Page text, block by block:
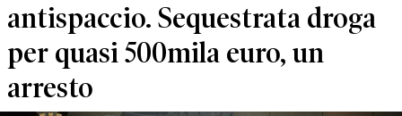
antispaccio. Sequestrata droga
per quasi 500mila euro, un
arresto